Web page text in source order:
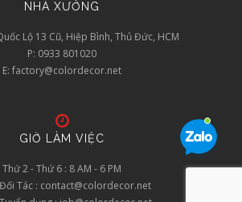
NHÀ XƯỞNG
Lộ 13 Cũ, Hiệp Bình, Thủ Đức, HCM
P: 0933 801020
E: factory@colordecor.net
GIỜ LÀM VIỆC
Thứ 2 - Thứ 6 : 8 AM - 6 PM
Tác : contact@colordecor.net